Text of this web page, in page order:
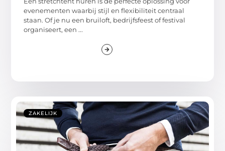
evenementen waarbij stijl en flexibiliteit centraal
staan. Of je nu een bruiloft, bedrijfsfeest of festival
organiseert, een ...
ZAKELIJK